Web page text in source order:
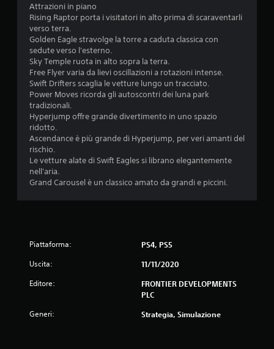
Attrazioni in piano
Rising Raptor porta i visitatori in alto prima di scaraventarli
verso terra.
Golden Eagle stravolge la torre a caduta classica con
sedute verso l'esterno.
Sky Temple ruota in alto sopra la terra.
Free Flyer varia da lievi oscillazioni a rotazioni intense.
Swift Drifters scaglia le vetture lungo un tracciato.
Power Moves ricorda gli autoscontri dei luna park
tradizionali.
Hyperjump offre grande divertimento in uno spazio
ridotto.
Ascendance è più grande di Hyperjump, per veri amanti del
rischio.
Le vetture alate di Swift Eagles si librano elegantemente
nell'aria.
Grand Carousel è un classico amato da grandi e piccini.
Piattaforma: PS4, PS5
Uscita: 11/11/2020
Editore:
FRONTIER DEVELOPMENTS
PLC
Generi: Strategia, Simulazione